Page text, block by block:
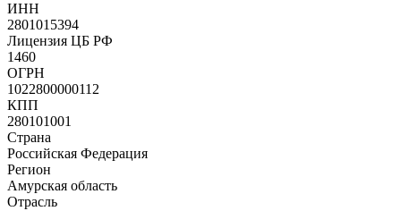
ИНН
2801015394
Лицензия ЦБ РФ
1460
ОГРН
1022800000112
КПП
280101001
Страна
Российская Федерация
Регион
Амурская область
Отрасль